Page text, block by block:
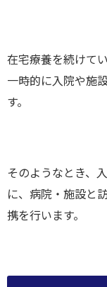
在宅療養を続けて
一時的に入院や施
す。
そのようなとき、
に、病院・施設と
携を行います。